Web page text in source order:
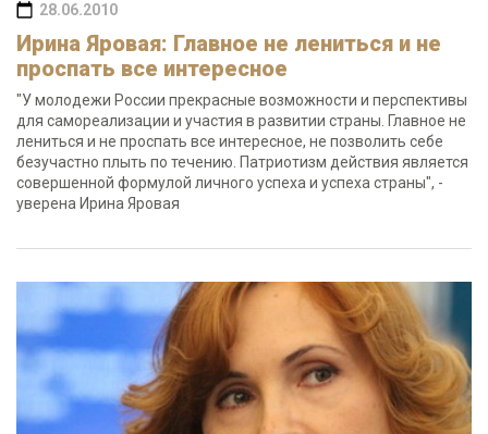
28.06.2010
Ирина Яровая: Главное не лениться и не
проспать все интересное
"У молодежи России прекрасные возможности и перспективы
для самореализации и участия в развитии страны. Главное не
лениться и не проспать все интересное, не позволить себе
безучастно плыть по течению. Патриотизм действия является
совершенной формулой личного успеха и успеха страны", -
уверена Ирина Яровая